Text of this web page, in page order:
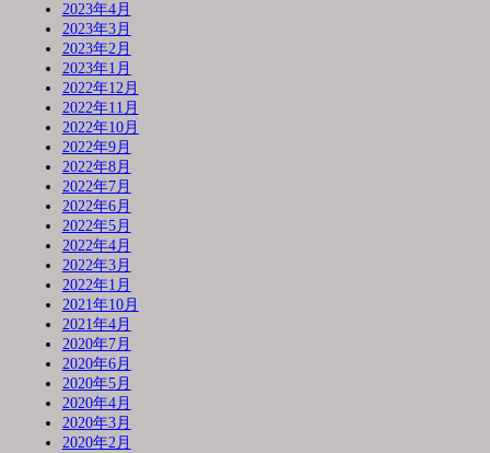
2023年4月
2023年3月
2023年2月
2023年1月
2022年12月
2022年11月
2022年10月
2022年9月
2022年8月
2022年7月
2022年6月
2022年5月
2022年4月
2022年3月
2022年1月
2021年10月
2021年4月
2020年7月
2020年6月
2020年5月
2020年4月
2020年3月
2020年2月